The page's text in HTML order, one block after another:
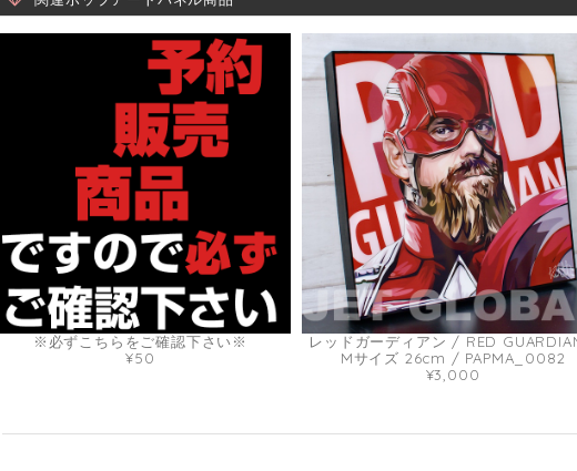
※必ずこちらをご確認下さい※
¥50
レッドガーディアン / RED
Mサイズ 26cm / PAPMA_0082
¥3,000